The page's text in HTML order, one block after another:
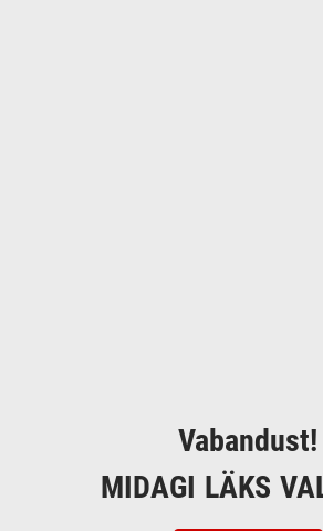
Vabandust!
MIDAGI LÄKS